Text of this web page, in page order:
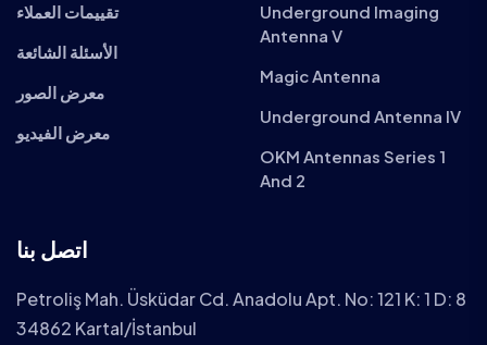
تقييمات العملاء
الأسئلة الشائعة
معرض الصور
معرض الفيديو
Underground Imaging
Antenna V
Magic Antenna
Underground Antenna IV
OKM Antennas Series 1
And 2
اتصل بنا
Petroliş Mah. Üsküdar Cd. Anadolu Apt. No: 121 K: 1 D: 8
34862 Kartal/İstanbul